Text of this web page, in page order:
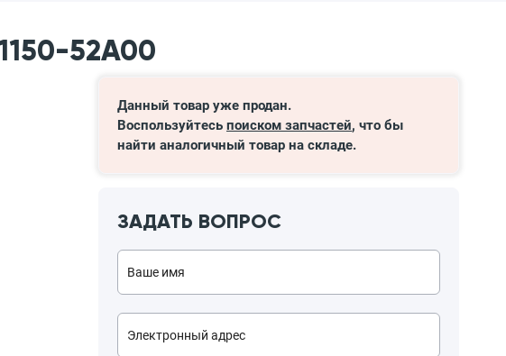
52A00
Данный товар уже продан.
Воспользуйтесь поиском запчастей, что бы
найти аналогичный товар на складе.
ЗАДАТЬ ВОПРОС